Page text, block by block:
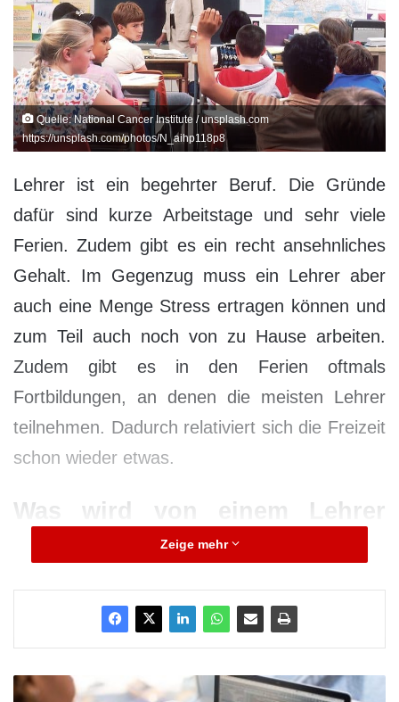
Quelle: National Cancer Institute / unsplash.com
https://unsplash.com/photos/N_aihp118p8
Lehrer ist ein begehrter Beruf. Die Gründe
dafür sind kurze Arbeitstage und sehr viele
Ferien. Zudem gibt es ein recht ansehnliches
Gehalt. Im Gegenzug muss ein Lehrer aber
auch eine Menge Stress ertragen können und
zum Teil auch noch von zu Hause arbeiten.
Zudem gibt es in den Ferien oftmals
Fortbildungen, an denen die meisten Lehrer
teilnehmen. Dadurch relativiert sich die Freizeit
schon wieder etwas.
Was wird von einem Lehrer
In erster Linie geht es darum, dass Lehrer ihre
Schüler auf das nachfolgende Berufsleben
vorbereiten sollen. Dazu müssen zahlreiche
Inhalte vermittelt werden. Deshalb ist es
Zeige mehr
A